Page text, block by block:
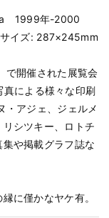
1999年-2000
イズ: 287×245mm
で開催された展覧会
による様々な印刷
・アジェ、ジェルメ
シツキー、ロトチ
や掲載グラフ誌な
に僅かなヤケ有。